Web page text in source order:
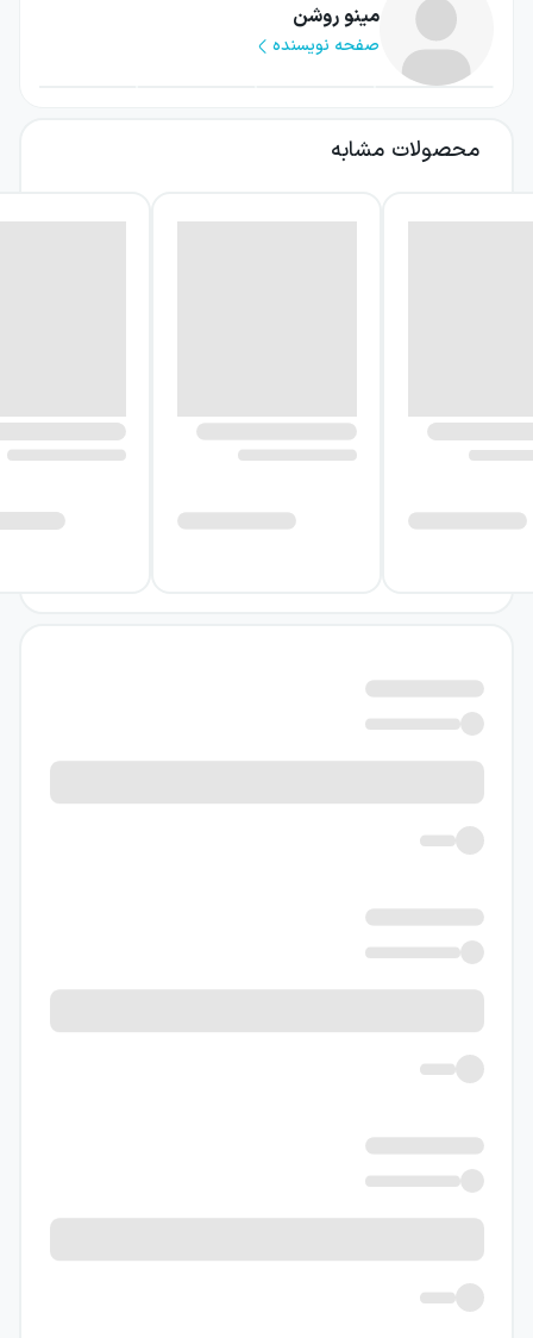
مینو روشن
صفحه نویسنده
محصولات مشابه